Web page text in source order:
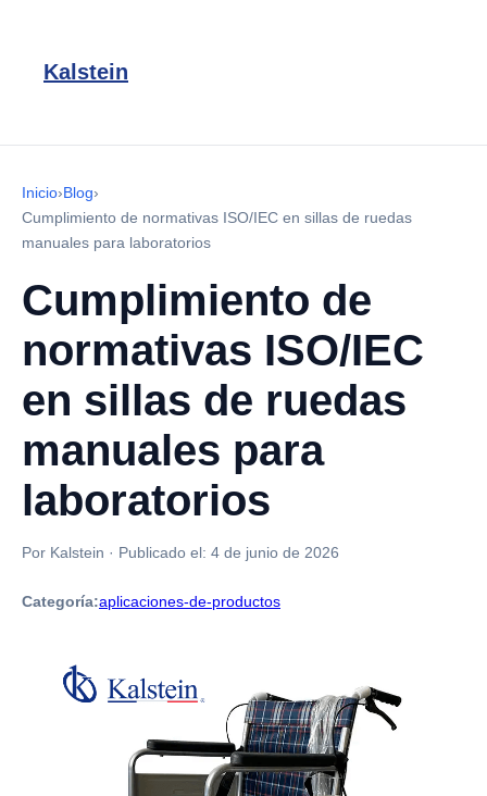
Kalstein
Inicio›Blog›
Cumplimiento de normativas ISO/IEC en sillas de ruedas
manuales para laboratorios
Cumplimiento de
normativas ISO/IEC
en sillas de ruedas
manuales para
laboratorios
Por Kalstein · Publicado el: 4 de junio de 2026
Categoría:aplicaciones-de-productos